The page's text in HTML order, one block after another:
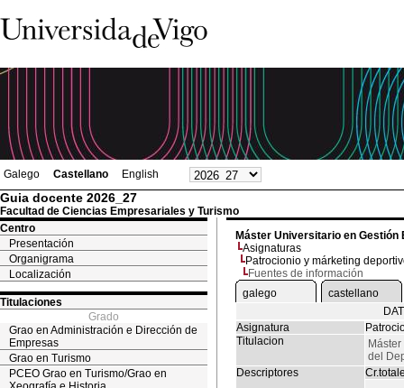
Galego Castellano English
Guia docente 2026_27
Facultad de Ciencias Empresariales y Turismo
Centro
Presentación
Organigrama
Localización
Titulaciones
Grado
Grao en Administración e Dirección de
Empresas
Grao en Turismo
PCEO Grao en Turismo/Grao en
Máster Universitario en Gestión
Asignaturas
Patrocionio y márketing
Fuentes de información
galego
castellano
Asignatura
Titulacion
del
Descriptores